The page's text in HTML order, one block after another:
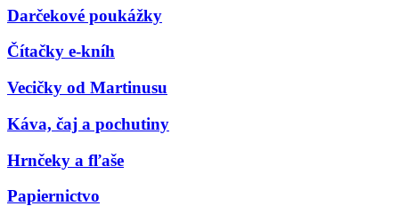
Darčekové poukážky
Čítačky e-kníh
Vecičky od Martinusu
Káva, čaj a pochutiny
Hrnčeky a fľaše
Papiernictvo